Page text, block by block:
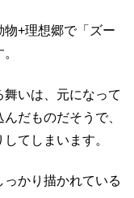
物+理想郷で「ズー
いは、元になって
だものだそうで、
てしまいます。
かり描かれている